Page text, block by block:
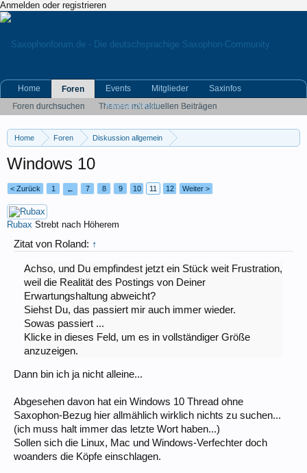
Anmelden oder registrieren
Home Foren
Diskussion allgemein
Windows 10
< Zurück 1 ← 7 8 9 10 11 12 Weiter >
Rubax Strebt nach Höherem
Zitat von Roland: ↑
Achso, und Du empfindest jetzt ein Stück weit Frustration,
weil die Realität des Postings von Deiner
Erwartungshaltung abweicht?
Siehst Du, das passiert mir auch immer wieder.
Sowas passiert ...
Klicke in dieses Feld, um es in vollständiger Größe
anzuzeigen.
Dann bin ich ja nicht alleine...
Abgesehen davon hat ein Windows 10 Thread ohne
Saxophon-Bezug hier allmählich wirklich nichts zu suchen...
(ich muss halt immer das letzte Wort haben...)
Sollen sich die Linux, Mac und Windows-Verfechter doch
woanders die Köpfe einschlagen.
Home
Foren
Foren durchsuchen
Themen mit aktuellen Beiträgen
Events Mitglieder
Saxinfos
Kleinanzeigen